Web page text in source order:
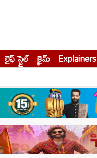
లైఫ్ స్టైల్ క్రైమ్ Explainers